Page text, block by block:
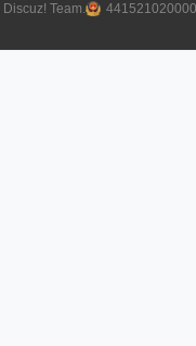
Discuz! Team.